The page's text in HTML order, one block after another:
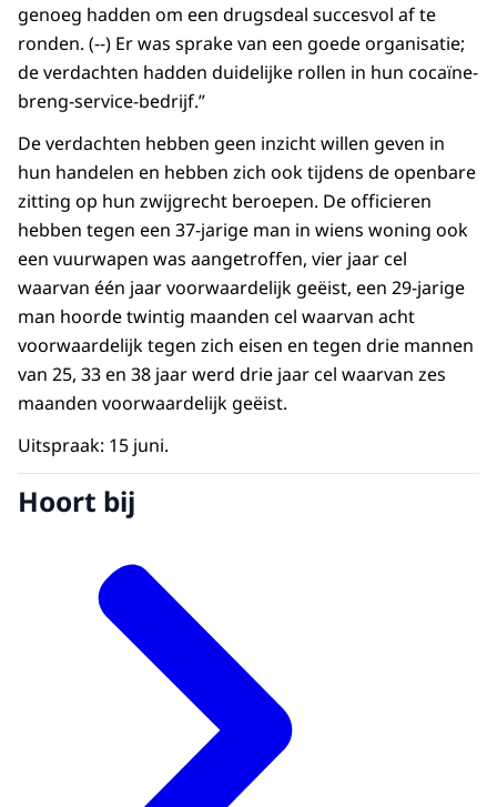
genoeg hadden om een drugsdeal succesvol af te
ronden. (--) Er was sprake van een goede organisatie;
de verdachten hadden duidelijke rollen in hun cocaïne-
breng-service-bedrijf.”
De verdachten hebben geen inzicht willen geven in
hun handelen en hebben zich ook tijdens de openbare
zitting op hun zwijgrecht beroepen. De officieren
hebben tegen een 37-jarige man in wiens woning ook
een vuurwapen was aangetroffen, vier jaar cel
waarvan één jaar voorwaardelijk geëist, een 29-jarige
man hoorde twintig maanden cel waarvan acht
voorwaardelijk tegen zich eisen en tegen drie mannen
van 25, 33 en 38 jaar werd drie jaar cel waarvan zes
maanden voorwaardelijk geëist.
Uitspraak: 15 juni.
Hoort bij